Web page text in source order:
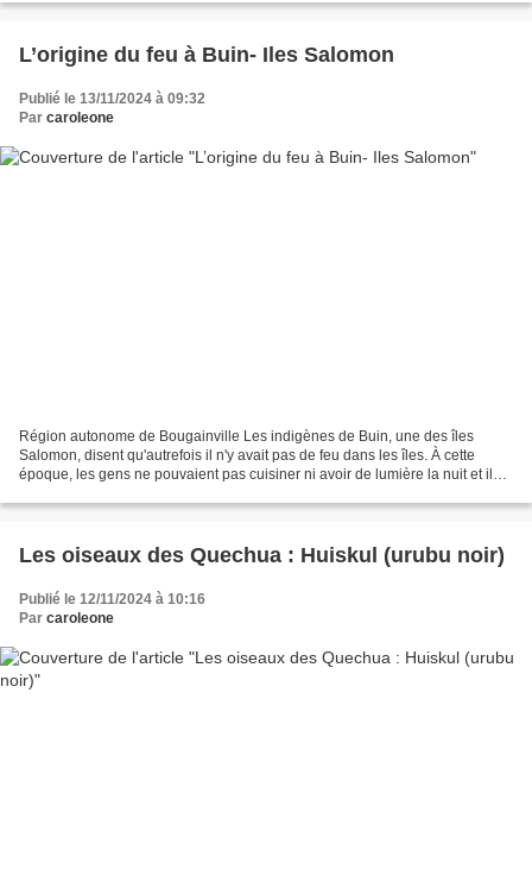
L’origine du feu à Buin- Iles Salomon
Publié le 13/11/2024 à 09:32
Par caroleone
Région autonome de Bougainville Les indigènes de Buin, une des îles
Salomon, disent qu'autrefois il n'y avait pas de feu dans les îles. À cette
époque, les gens ne pouvaient pas cuisiner ni avoir de lumière la nuit et ils
Les oiseaux des Quechua : Huiskul (urubu noir)
Publié le 12/11/2024 à 10:16
Par caroleone